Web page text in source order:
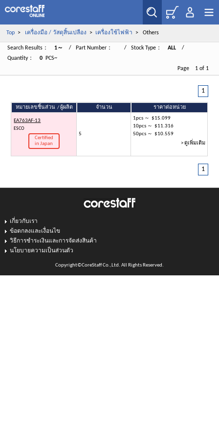
Top> เครื่องมือ / วัสดุสิ้นเปลือง > เครื่องใช้ไฟฟ้า > Others
Search Results： 1～ / Part Number： / Stock Type： ALL
/
Quantity：
0
PCS~
Page 1 of 1
1
หมายเลขชิ้นส่วน / ผู้ผลิต จำนวน ราคาต่อหน่วย
EA763AF-13
ESCO
Certified
in Japan
5
1pcs ～ $15.099
10pcs ～ $11.316
50pcs ～ $10.559
> ดูเพิ่มเติม
1
เกี่ยวกับเรา
ข้อตกลงและเงื่อนไข
วิธีการชำระเงินและการจัดส่งสินค้า
นโยบายความเป็นส่วนตัว
Copyright©CoreStaff Co.,Ltd. All Rights Reserved.